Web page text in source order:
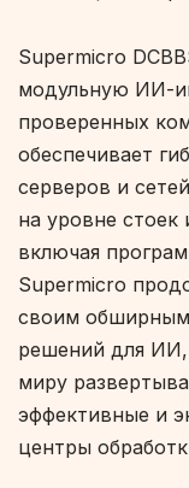
Supermicro
модульную ИИ-
проверенных
обеспечивает
серверов и
на уровне
включая
Supermicro
своим
решений для ИИ,
миру
эффективные и
центры